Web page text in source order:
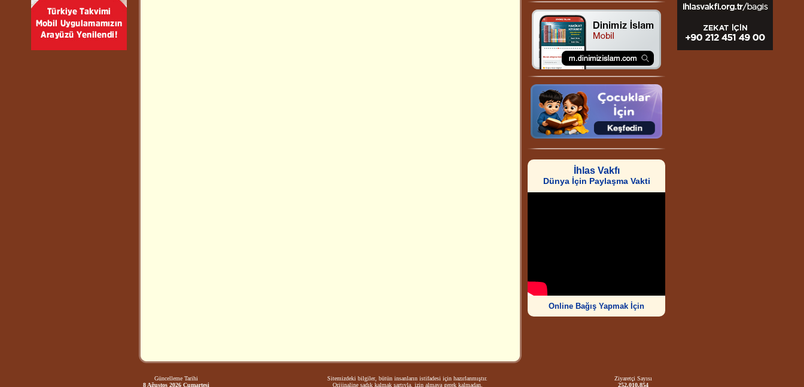
İhlas Vakfı
Dünya İçin Paylaşma Vakti
Online Bağış Yapmak İçin
Güncelleme Tarihi
8 Ağustos 2026 Cumartesi
Sitemizdeki bilgiler, bütün insanların istifadesi için hazırlanmıştır.
Orijinaline sadık kalmak şartıyla, izin almaya gerek kalmadan,
Ziyaretçi Sayısı
252.010.854